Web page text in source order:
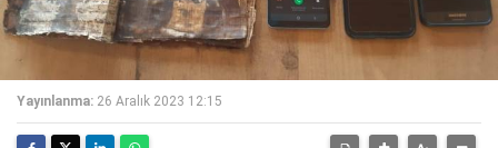
Yayınlanma: 26 Aralık 2023 12:15